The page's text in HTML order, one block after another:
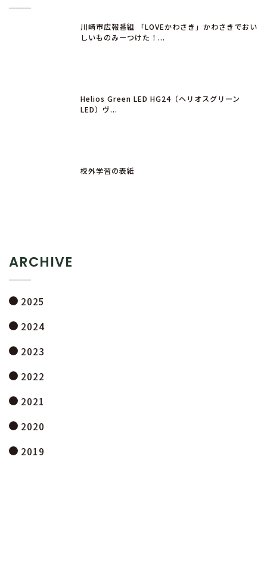
川崎市広報番組 「LOVEかわさき」かわさきでおい
しいものみーつけた！...
Helios Green LED HG24（ヘリオスグリーン
LED）ヴ...
校外学習の表紙
ARCHIVE
2025
2024
2023
2022
2021
2020
2019